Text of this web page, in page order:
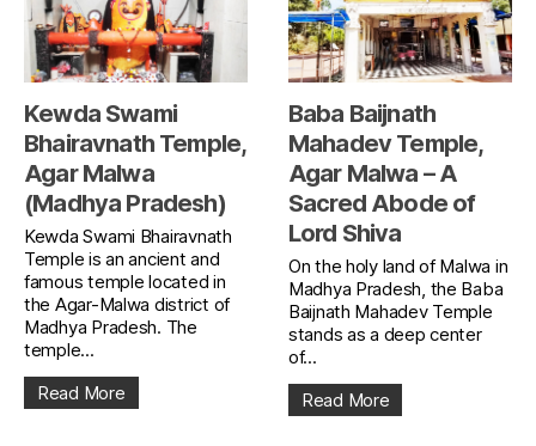
Kewda Swami
Bhairavnath Temple,
Agar Malwa
(Madhya Pradesh)
Kewda Swami Bhairavnath
Temple is an ancient and
famous temple located in
the Agar-Malwa district of
Madhya Pradesh. The
temple...
Read More
Baba Baijnath
Mahadev Temple,
Agar Malwa – A
Sacred Abode of
Lord Shiva
On the holy land of Malwa in
Madhya Pradesh, the Baba
Baijnath Mahadev Temple
stands as a deep center
of...
Read More